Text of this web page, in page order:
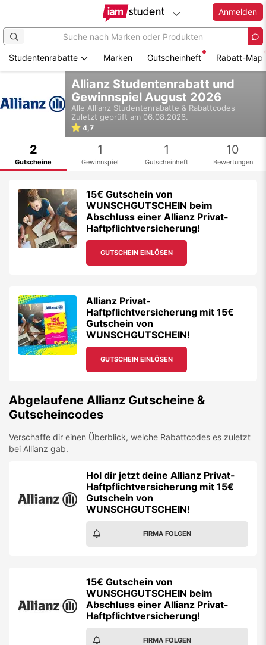
springen
Anmelden
Studentenrabatte Marken Gutscheinheft Rabatt-Map
Allianz Studentenrabatt und
Gewinnspiel August 2026
Alle Allianz Studentenrabatte & Rabattcodes
Zuletzt geprüft am 06.08.2026.
4,7
2
Gutscheine
1
Gewinnspiel
1
Gutscheinheft
10
Bewertungen
15€ Gutschein von
WUNSCHGUTSCHEIN beim
Abschluss einer Allianz Privat-
Haftpflichtversicherung!
GUTSCHEIN EINLÖSEN
Allianz Privat-
Haftpflichtversicherung mit 15€
Gutschein von
WUNSCHGUTSCHEIN!
GUTSCHEIN EINLÖSEN
Abgelaufene Allianz Gutscheine &
Gutscheincodes
Verschaffe dir einen Überblick, welche Rabattcodes es zuletzt
bei Allianz gab.
Hol dir jetzt deine Allianz Privat-
Haftpflichtversicherung mit 15€
Gutschein von
WUNSCHGUTSCHEIN!
FIRMA FOLGEN
15€ Gutschein von
WUNSCHGUTSCHEIN beim
Abschluss einer Allianz Privat-
Haftpflichtversicherung!
FIRMA FOLGEN